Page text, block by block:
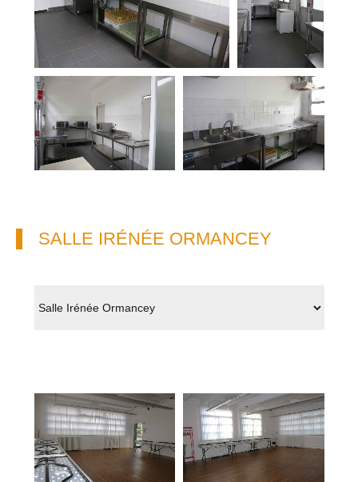
SALLE IRÉNÉE ORMANCEY